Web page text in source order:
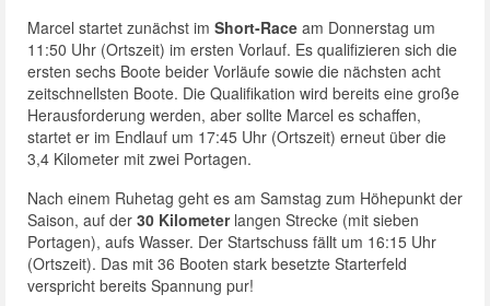
Marcel startet zunächst im Short-Race am Donnerstag um
11:50 Uhr (Ortszeit) im ersten Vorlauf. Es qualifizieren sich die
ersten sechs Boote beider Vorläufe sowie die nächsten acht
zeitschnellsten Boote. Die Qualifikation wird bereits eine große
Herausforderung werden, aber sollte Marcel es schaffen,
startet er im Endlauf um 17:45 Uhr (Ortszeit) erneut über die
3,4 Kilometer mit zwei Portagen.
Nach einem Ruhetag geht es am Samstag zum Höhepunkt der
Saison, auf der 30 Kilometerlangen Strecke (mit sieben
Portagen), aufs Wasser. Der Startschuss fällt um 16:15 Uhr
(Ortszeit). Das mit 36 Booten stark besetzte Starterfeld
verspricht bereits Spannung pur!